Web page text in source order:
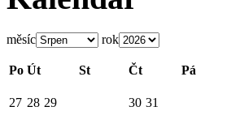
měsíc rok
Po Út St Čt Pá
27 28 29 30 31